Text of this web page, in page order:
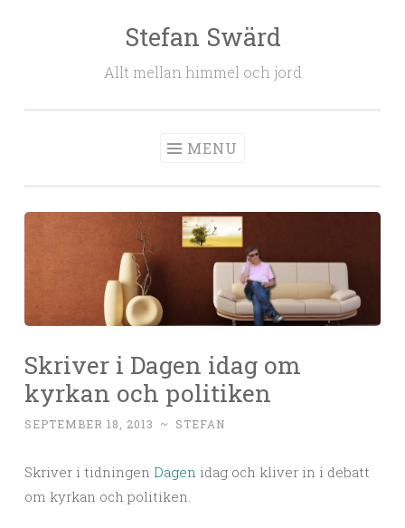
Stefan Swärd
Allt mellan himmel och jord
MENU
Skriver i Dagen idag om
kyrkan och politiken
SEPTEMBER 18, 2013 ~ STEFAN
Skriver i tidningen Dagen idag och kliver in i debatt
om kyrkan och politiken.